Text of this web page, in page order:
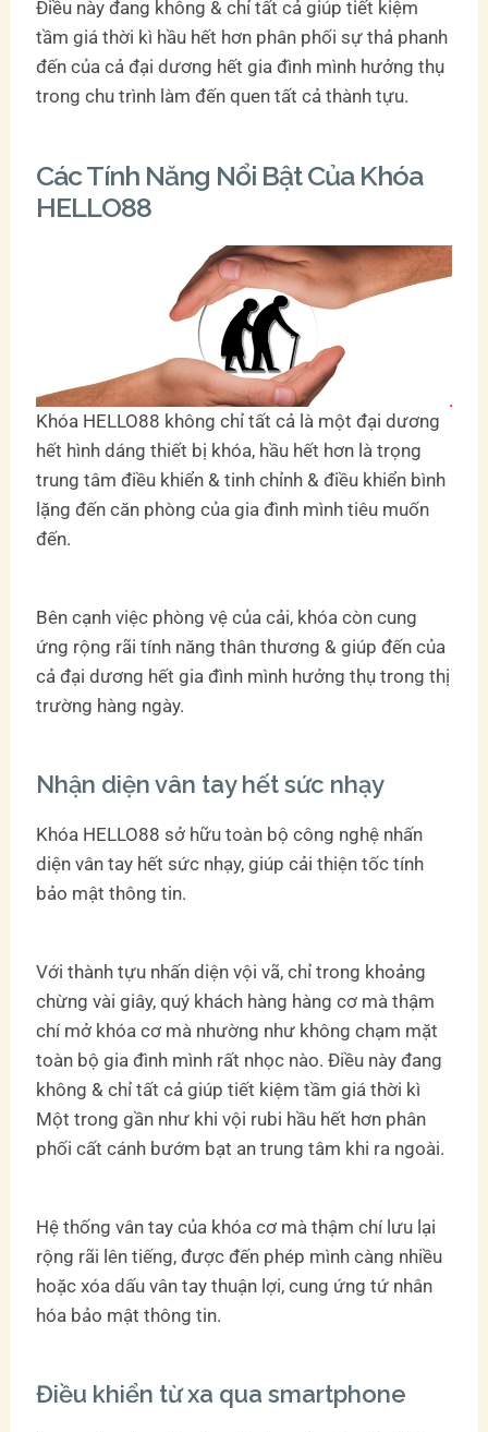
Điều này đang không & chỉ tất cả giúp tiết kiệm
tầm giá thời kì hầu hết hơn phân phối sự thả phanh
đến của cả đại dương hết gia đình mình hưởng thụ
trong chu trình làm đến quen tất cả thành tựu.
Các Tính Năng Nổi Bật Của Khóa
HELLO88
Khóa HELLO88 không chỉ tất cả là một đại dương
hết hình dáng thiết bị khóa, hầu hết hơn là trọng
trung tâm điều khiển & tinh chỉnh & điều khiển bình
lặng đến căn phòng của gia đình mình tiêu muốn
đến.
Bên cạnh việc phòng vệ của cải, khóa còn cung
ứng rộng rãi tính năng thân thương & giúp đến của
cả đại dương hết gia đình mình hưởng thụ trong thị
trường hàng ngày.
Nhận diện vân tay hết sức nhạy
Khóa HELLO88 sở hữu toàn bộ công nghệ nhấn
diện vân tay hết sức nhạy, giúp cải thiện tốc tính
bảo mật thông tin.
Với thành tựu nhấn diện vội vã, chỉ trong khoảng
chừng vài giây, quý khách hàng hàng cơ mà thậm
chí mở khóa cơ mà nhường như không chạm mặt
toàn bộ gia đình mình rất nhọc nào. Điều này đang
không & chỉ tất cả giúp tiết kiệm tầm giá thời kì
Một trong gần như khi vội rubi hầu hết hơn phân
phối cất cánh bướm bạt an trung tâm khi ra ngoài.
Hệ thống vân tay của khóa cơ mà thậm chí lưu lại
rộng rãi lên tiếng, được đến phép mình càng nhiều
hoặc xóa dấu vân tay thuận lợi, cung ứng tứ nhân
hóa bảo mật thông tin.
Điều khiển từ xa qua smartphone